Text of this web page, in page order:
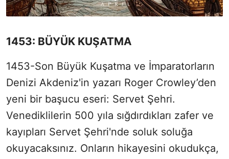
1453: BÜYÜK KUŞATMA
1453-Son Büyük Kuşatma ve İmparatorların
Denizi Akdeniz'in yazarı Roger Crowley’den
yeni bir başucu eseri: Servet Şehri.
Venediklilerin 500 yıla sığdırdıkları zafer ve
kayıpları Servet Şehri'nde soluk soluğa
okuyacaksınız. Onların hikayesini okudukça,